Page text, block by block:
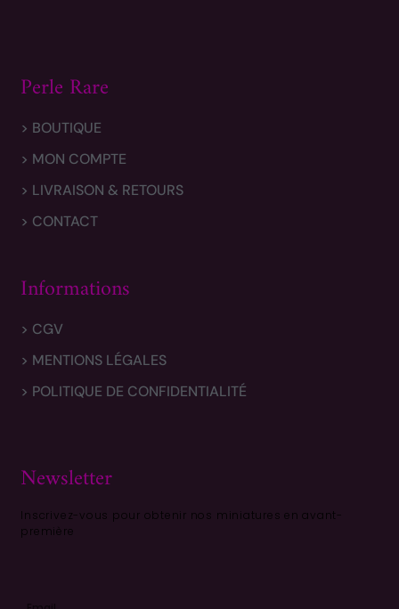
Perle Rare
> BOUTIQUE
> MON COMPTE
> LIVRAISON & RETOURS
> CONTACT
Informations
> CGV
> MENTIONS LÉGALES
> POLITIQUE DE CONFIDENTIALITÉ
Newsletter
Inscrivez-vous pour obtenir nos miniatures en avant-
première